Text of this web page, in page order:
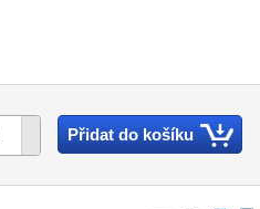
Přidat do košíku